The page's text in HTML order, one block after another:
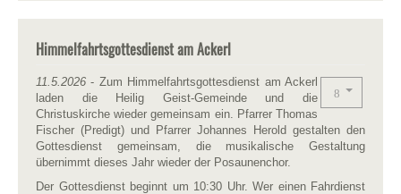
Himmelfahrtsgottesdienst am Ackerl
11.5.2026 - Zum Himmelfahrtsgottesdienst am Ackerl
laden die Heilig Geist-Gemeinde und die
Christuskirche wieder gemeinsam ein. Pfarrer Thomas
Fischer (Predigt) und Pfarrer Johannes Herold gestalten den
Gottesdienst gemeinsam, die musikalische Gestaltung
übernimmt dieses Jahr wieder der Posaunenchor.
Der Gottesdienst beginnt um 10:30 Uhr. Wer einen Fahrdienst